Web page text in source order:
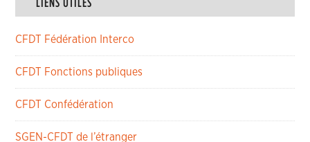
CFDT Fédération Interco
CFDT Fonctions publiques
CFDT Confédération
SGEN-CFDT de l’étranger